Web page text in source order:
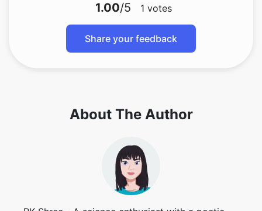
1.00/5 1 votes
Share your feedback
About The Author